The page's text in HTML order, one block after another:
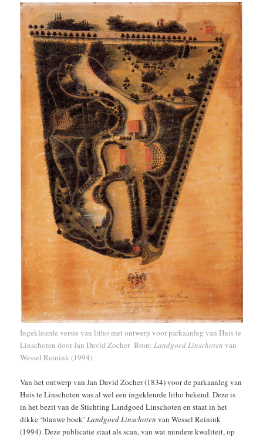
Ingekleurde versie van litho met ontwerp voor parkaanleg van Huis te
Linschoten door Jan David Zocher Bron:Landgoed Linschoten van
Wessel Reinink (1994)
Van het ontwerp van Jan David Zocher (1834) voor de parkaanleg van
Huis te Linschoten was al wel een ingekleurde litho bekend. Deze is
in het bezit van de Stichting Landgoed Linschoten en staat in het
dikke ‘blauwe boek’Landgoed Linschoten van Wessel Reinink
(1994). Deze publicatie staat als scan, van wat mindere kwaliteit, op